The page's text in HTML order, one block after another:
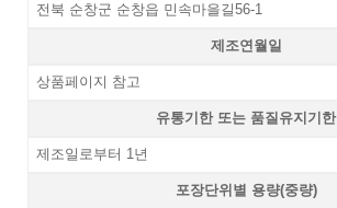
전북 순창군 순창읍 민속마을길56-1
제조연월일
상품페이지 참고
유통기한 또는 품질유지기한
제조일로부터 1년
포장단위별 용량(중량)